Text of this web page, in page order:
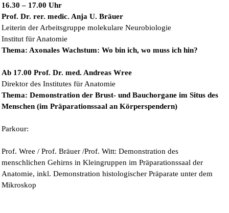
16.30 – 17.00 Uhr
Prof. Dr. rer. medic. Anja U. Bräuer
Leiterin der Arbeitsgruppe molekulare Neurobiologie
Institut für Anatomie
Thema: Axonales Wachstum: Wo bin ich, wo muss ich hin?
Ab 17.00 Prof. Dr. med. Andreas Wree
Direktor des Institutes für Anatomie
Thema: Demonstration der Brust- und Bauchorgane im Situs des
Menschen (im Präparationssaal an Körperspendern)
Parkour:
Prof. Wree / Prof. Bräuer /Prof. Witt: Demonstration des
menschlichen Gehirns in Kleingruppen im Präparationssaal der
Anatomie, inkl. Demonstration histologischer Präparate unter dem
Mikroskop